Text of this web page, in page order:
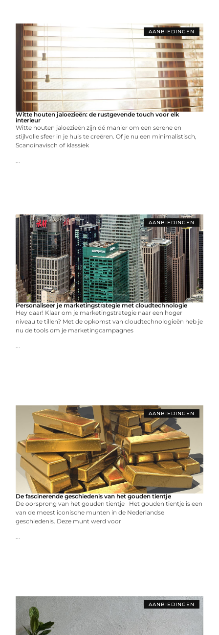
AANBIEDINGEN
Witte houten jaloezieën: de rustgevende touch voor elk
interieur
Witte houten jaloezieën zijn dé manier om een serene en
stijlvolle sfeer in je huis te creëren. Of je nu een minimalistisch,
Scandinavisch of klassiek
...
AANBIEDINGEN
Personaliseer je marketingstrategie met cloudtechnologie
Hey daar! Klaar om je marketingstrategie naar een hoger
niveau te tillen? Met de opkomst van cloudtechnologieën heb je
nu de tools om je marketingcampagnes
...
AANBIEDINGEN
De fascinerende geschiedenis van het gouden tientje
De oorsprong van het gouden tientje Het gouden tientje is een
van de meest iconische munten in de Nederlandse
geschiedenis. Deze munt werd voor
...
AANBIEDINGEN